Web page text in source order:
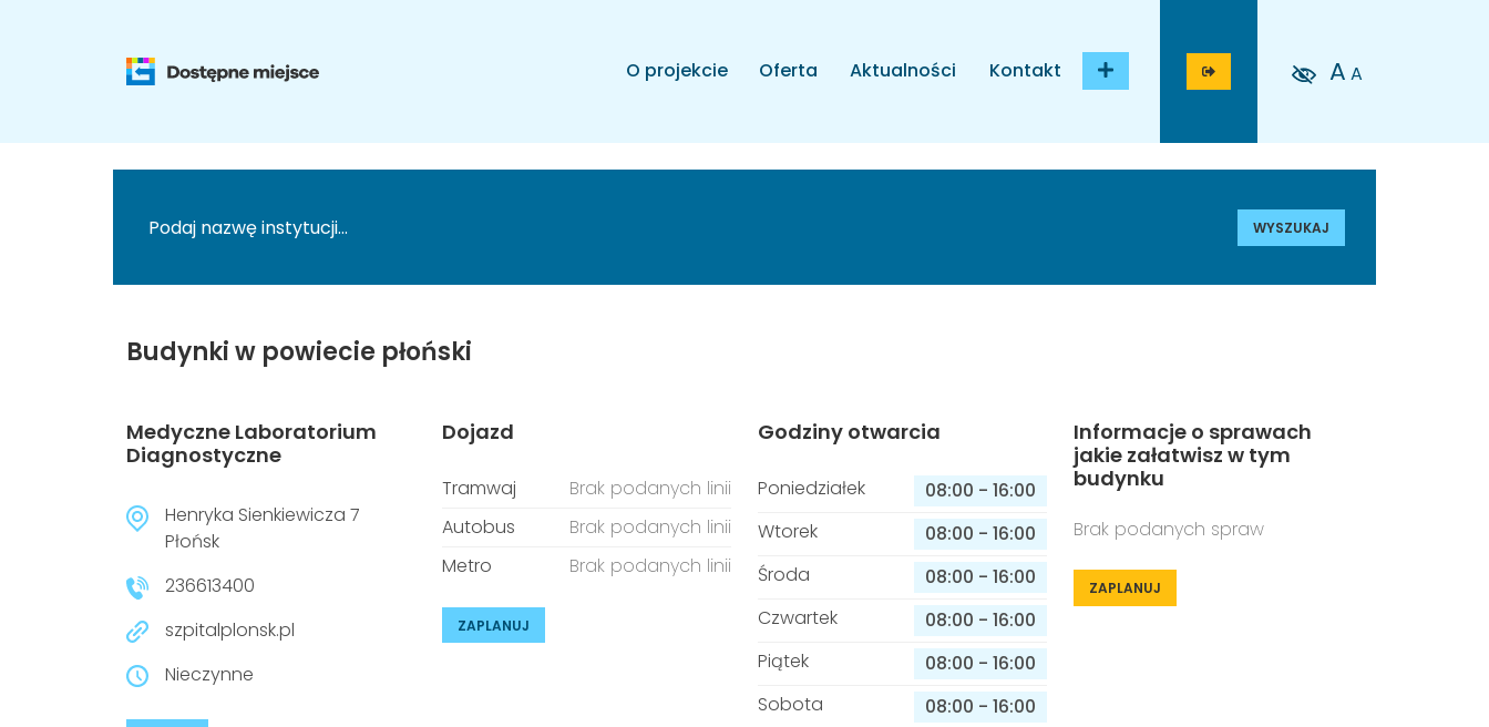
O projekcie Oferta Aktualności Kontakt A A
WYSZUKAJ
Budynki w powiecie płoński
Medyczne Laboratorium
Diagnostyczne
Henryka Sienkiewicza 7
Płońsk
236613400
szpitalplonsk.pl
Nieczynne
Dojazd
Tramwaj
Brak podanych linii
Autobus
Brak podanych linii
Metro
Brak podanych linii
ZAPLANUJ
Godziny otwarcia
Poniedziałek 08:00 - 16:00
Wtorek
08:00 - 16:00
Środa
08:00 - 16:00
Czwartek
08:00 - 16:00
Piątek
08:00 - 16:00
Sobota
08:00 - 16:00
Informacje o sprawach
jakie załatwisz w tym
budynku
Brak podanych spraw
ZAPLANUJ